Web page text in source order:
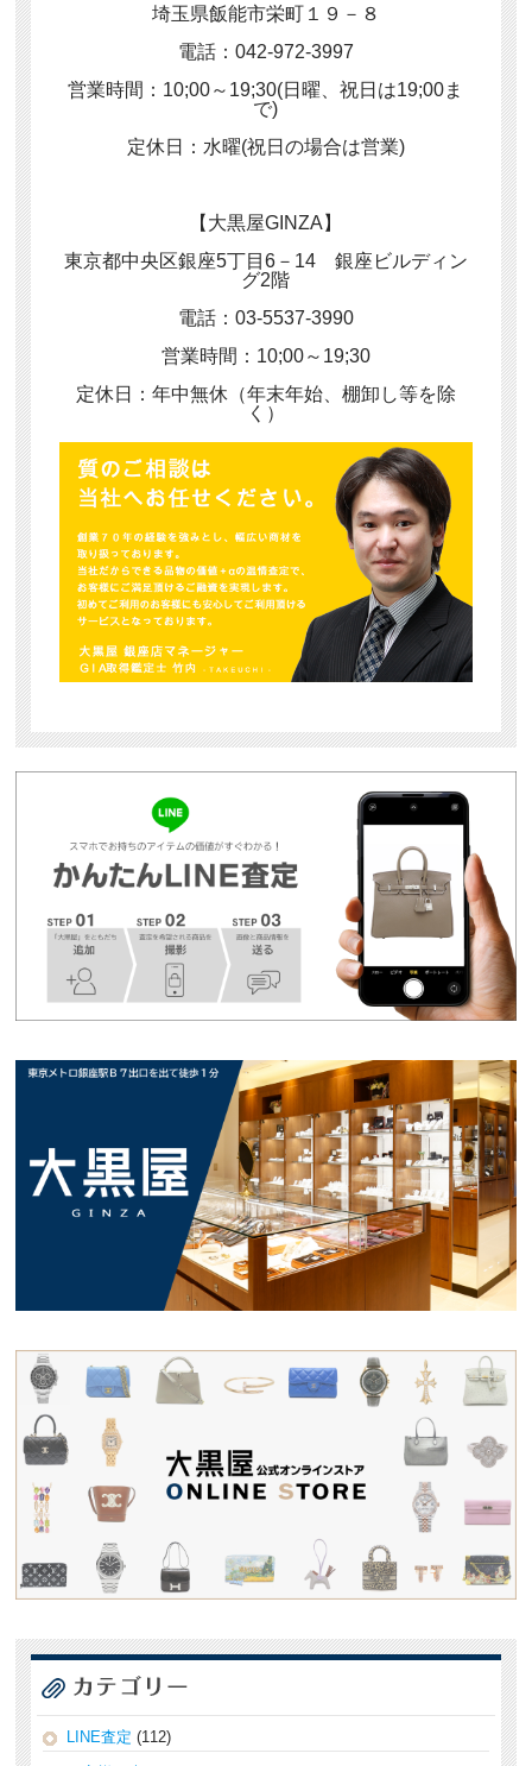
埼玉県飯能市栄町１９－８
電話：042-972-3997
営業時間：10;00～19;30(日曜、祝日は19;00ま
で)
定休日：水曜(祝日の場合は営業)
【大黒屋GINZA】
東京都中央区銀座5丁目6－14 銀座ビルディン
グ2階
電話：03-5537-3990
営業時間：10;00～19;30
定休日：年中無休（年末年始、棚卸し等を除
く）
LINE査定 (112)